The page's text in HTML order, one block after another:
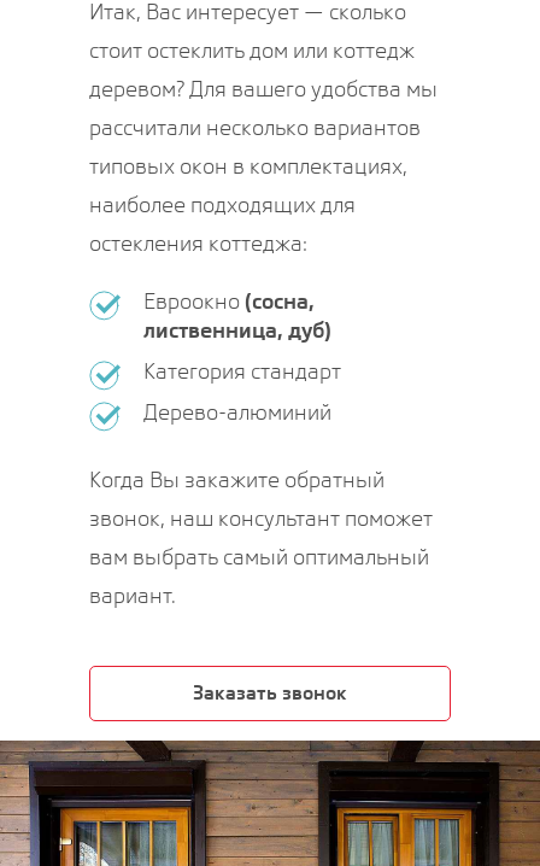
Итак, Вас интересует — сколько
стоит остеклить дом или коттедж
деревом? Для вашего удобства мы
рассчитали несколько вариантов
типовых окон в комплектациях,
наиболее подходящих для
остекления коттеджа:
Евроокно (сосна,
лиственница, дуб)
Категория стандарт
Дерево-алюминий
Когда Вы закажите обратный
звонок, наш консультант поможет
вам выбрать самый оптимальный
вариант.
Заказать звонок